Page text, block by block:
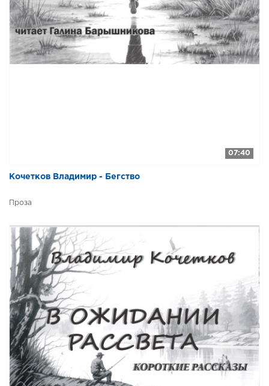
07:40
Кочетков Владимир - Бегство
Проза